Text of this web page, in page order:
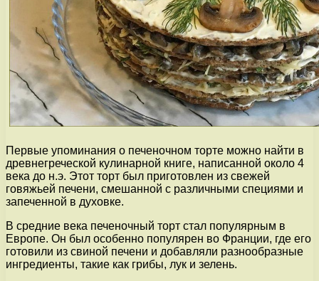
Первые упоминания о печеночном торте можно найти в
древнегреческой кулинарной книге, написанной около 4
века до н.э. Этот торт был приготовлен из свежей
говяжьей печени, смешанной с различными специями и
запеченной в духовке.
В средние века печеночный торт стал популярным в
Европе. Он был особенно популярен во Франции, где его
готовили из свиной печени и добавляли разнообразные
ингредиенты, такие как грибы, лук и зелень.